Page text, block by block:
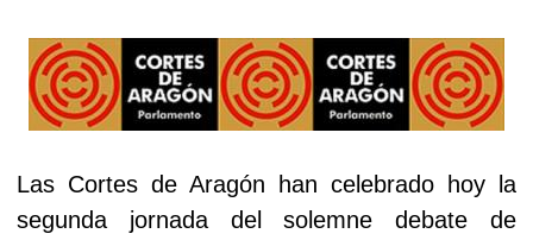
Las Cortes de Aragón han celebrado hoy la
segunda jornada del solemne debate de